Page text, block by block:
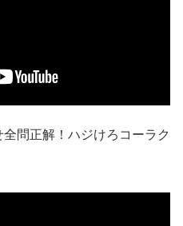
全問正解！ハジけろコーラク